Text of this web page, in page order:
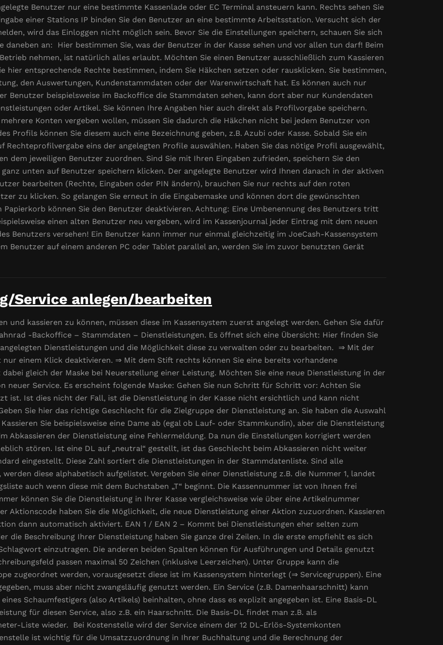
Benutzer nur eine bestimmte Kassenlade oder EC Terminal ansteuern kann. Rechts sehen Sie
einer Stations IP binden Sie den Benutzer an eine bestimmte Arbeitsstation. Versucht sich der
wird das Einloggen nicht möglich sein. Bevor Sie die Einstellungen speichern, schauen Sie sich
an: Hier bestimmen Sie, was der Benutzer in der Kasse sehen und vor allen tun darf! Beim
nehmen, ist natürlich alles erlaubt. Möchten Sie einen Benutzer ausschließlich zum Kassieren
hier entsprechende Rechte bestimmen, indem Sie Häkchen setzen oder rausklicken. Sie bestimmen,
den Auswertungen, Kundenstammdaten oder der Warenwirtschaft hat. Es können auch nur
Benutzer beispielsweise im Backoffice die Stammdaten sehen, kann dort aber nur Kundendaten
oder Artikel. Sie können Ihre Angaben hier auch direkt als Profilvorgabe speichern.
Konten vergeben wollen, müssen Sie dadurch die Häkchen nicht bei jedem Benutzer von
Profils können Sie diesem auch eine Bezeichnung geben, z.B. Azubi oder Kasse. Sobald Sie ein
Rechteprofilvergabe eins der angelegten Profile auswählen. Haben Sie das nötige Profil ausgewählt,
dem jeweiligen Benutzer zuordnen. Sind Sie mit Ihren Eingaben zufrieden, speichern Sie den
unten auf Benutzer speichern klicken. Der angelegte Benutzer wird Ihnen danach in der aktiven
bearbeiten (Rechte, Eingaben oder PIN ändern), brauchen Sie nur rechts auf den roten
zu klicken. So gelangen Sie erneut in die Eingabemaske und können dort die gewünschten
können Sie den Benutzer deaktivieren. Achtung: Eine Umbenennung des Benutzers tritt
einen alten Benutzer neu vergeben, wird im Kassenjournal jeder Eintrag mit dem neuen
Benutzers versehen! Ein Benutzer kann immer nur einmal gleichzeitig im JoeCash-Kassensystem
Benutzer auf einem anderen PC oder Tablet parallel an, werden Sie im zuvor benutzten Gerät
Service anlegen/bearbeiten
und kassieren zu können, müssen diese im Kassensystem zuerst angelegt werden. Gehen Sie dafür
-Backoffice – Stammdaten – Dienstleistungen. Es öffnet sich eine Übersicht: Hier finden Sie
Dienstleistungen und die Möglichkeit diese zu verwalten oder zu bearbeiten. ⇒ Mit der
einem Klick deaktivieren. ⇒ Mit dem Stift rechts können Sie eine bereits vorhandene
gleich der Maske bei Neuerstellung einer Leistung. Möchten Sie eine neue Dienstleistung in der
neuer Service. Es erscheint folgende Maske: Gehen Sie nun Schritt für Schritt vor: Achten Sie
ist. Ist dies nicht der Fall, ist die Dienstleistung in der Kasse nicht ersichtlich und kann nicht
Sie hier das richtige Geschlecht für die Zielgruppe der Dienstleistung an. Sie haben die Auswahl
Sie beispielsweise eine Dame ab (egal ob Lauf- oder Stammkundin), aber die Dienstleistung
Abkassieren der Dienstleistung eine Fehlermeldung. Da nun die Einstellungen korrigiert werden
stören. Ist eine DL auf „neutral“ gestellt, ist das Geschlecht beim Abkassieren nicht weiter
eingestellt. Diese Zahl sortiert die Dienstleistungen in der Stammdatenliste. Sind alle
diese alphabetisch aufgelistet. Vergeben Sie einer Dienstleistung z.B. die Nummer 1, landet
auch wenn diese mit dem Buchstaben „T“ beginnt. Die Kassennummer ist von Ihnen frei
können Sie die Dienstleistung in Ihrer Kasse vergleichsweise wie über eine Artikelnummer
Aktionscode haben Sie die Möglichkeit, die neue Dienstleistung einer Aktion zuzuordnen. Kassieren
dann automatisch aktiviert. EAN 1 / EAN 2 – Kommt bei Dienstleistungen eher selten zum
die Beschreibung Ihrer Dienstleistung haben Sie ganze drei Zeilen. In die erste empfiehlt es sich
einzutragen. Die anderen beiden Spalten können für Ausführungen und Details genutzt
passen maximal 50 Zeichen (inklusive Leerzeichen). Unter Gruppe kann die
zugeordnet werden, vorausgesetzt diese ist im Kassensystem hinterlegt (⇒ Servicegruppen). Eine
muss aber nicht zwangsläufig genutzt werden. Ein Service (z.B. Damenhaarschnitt) kann
Schaumfestigers (also Artikels) beinhalten, ohne dass es explizit angegeben ist. Eine Basis-DL
für diesen Service, also z.B. ein Haarschnitt. Die Basis-DL findet man z.B. als
Liste wieder. Bei Kostenstelle wird der Service einem der 12 DL-Erlös-Systemkonten
ist wichtig für die Umsatzzuordnung in Ihrer Buchhaltung und die Berechnung der